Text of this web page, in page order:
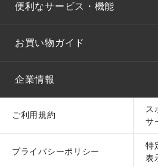
便利なサービス・機能
お買い物ガイド
企業情報
ご利用規約
ス
サ
プライバシーポリシー
特
表